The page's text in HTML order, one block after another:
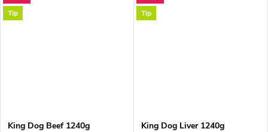
Tip
King Dog Beef 1240g
Tip
King Dog Liver 1240g